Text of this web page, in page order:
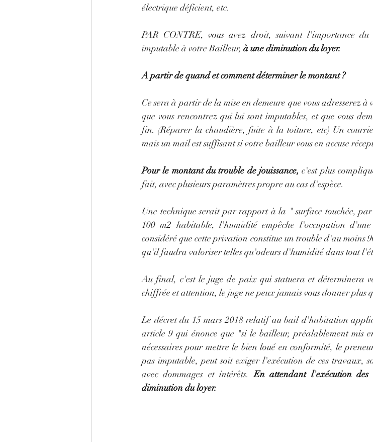
électrique déficient, etc.
PAR CONTRE, vous avez droit, suivant l'importance du
imputable à votre Bailleur, à une diminution du loyer.
A partir de quand et comment déterminer le montant ?
Ce sera à partir de la mise en demeure que vous adresserez
que vous rencontrez qui lui sont imputables, et que vous
fin. (Réparer la chaudière, fuite à la toiture, etc) Un
mais un mail est suffisant si votre bailleur vous en accuse
Pour le montant du trouble de jouissance, c'est plus
fait, avec plusieurs paramètres propre au cas d'espèce.
Une technique serait par rapport à la " surface touchée,
100 m2 habitable, l'humidité empêche l'occupation
considéré que cette privation constitue un trouble d'au moins
qu'il faudra valoriser telles qu'odeurs d'humidité dans tout
Au final, c'est le juge de paix qui statuera et déterminera
chiffrée et attention, le juge ne peux jamais vous donner plus
Le décret du 15 mars 2018 relatif au bail d'habitation
article 9 qui énonce que "si le bailleur, préalablement mis
nécessaires pour mettre le bien loué en conformité, le
pas imputable, peut soit exiger l'exécution de ces travaux,
avec dommages et intérêts. En attendant l'exécution
diminution du loyer.